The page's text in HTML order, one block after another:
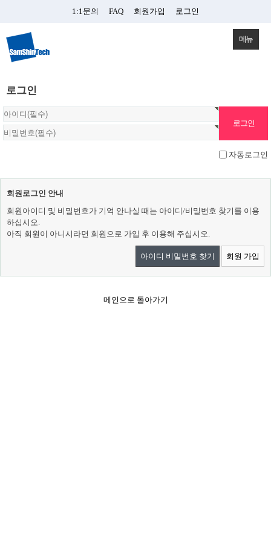
1:1문의 FAQ 회원가입 로그인
메뉴
로그인
자동로그인
회원로그인 안내
회원아이디 및 비밀번호가 기억 안나실 때는 아이디/비밀번호 찾기를 이용
하십시오.
아직 회원이 아니시라면 회원으로 가입 후 이용해 주십시오.
아이디 비밀번호 찾기 회원 가입
메인으로 돌아가기